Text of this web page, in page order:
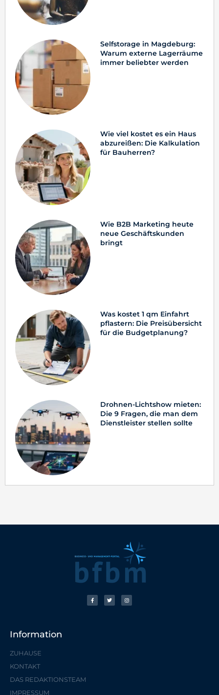
Selfstorage in Magdeburg:
Warum externe Lagerräume
immer beliebter werden
Wie viel kostet es ein Haus
abzureißen: Die Kalkulation
für Bauherren?
Wie B2B Marketing heute
neue Geschäftskunden
bringt
Was kostet 1 qm Einfahrt
pflastern: Die Preisübersicht
für die Budgetplanung?
Drohnen-Lichtshow mieten:
Die 9 Fragen, die man dem
Dienstleister stellen sollte
Information
ZUHAUSE
KONTAKT
DAS REDAKTIONSTEAM
IMPRESSUM